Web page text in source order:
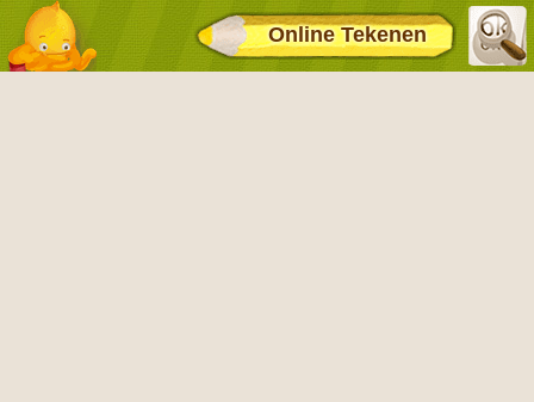
Online Tekenen